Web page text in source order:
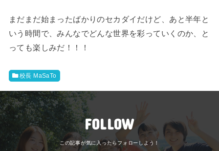
まだまだ始まったばかりのセカダイだけど、あと半年と
いう時間で、みんなでどんな世界を彩っていくのか、と
っても楽しみだ！！！
校長 MaSaTo
FOLLOW